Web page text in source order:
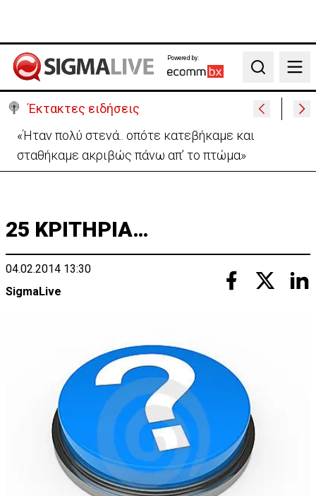
Powered by:
Search
Έκτακτες ειδήσεις
Η Σαουδική Αραβία, η Τουρκία και το Πακιστάν θα
υπογράψουν αμυντική συμφωνία
25 ΚΡΙΤΗΡΙΑ…
04.02.2014 13:30
SigmaLive